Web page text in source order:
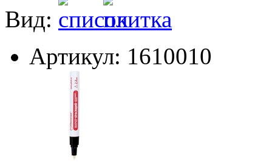
Вид:
Артикул: 1610010